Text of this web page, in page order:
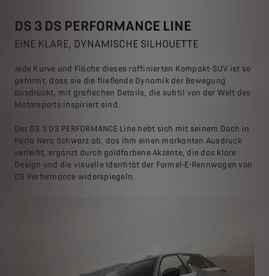
DS 3 DS PERFORMANCE LINE
EINE KLARE, DYNAMISCHE SILHOUETTE
Jede Kurve und Fläche dieses raffinierten Kompakt-SUV ist so
geformt, dass sie die fließende Dynamik der Bewegung
ausdrückt, mit grafischen Details, die subtil von der Welt des
Motorsports inspiriert sind.
Der DS 3 DS PERFORMANCE Line hebt sich mit seinem Dach in
Perla Nera Schwarz ab, das ihm einen markanten Ausdruck
verleiht, ergänzt durch goldfarbene Akzente, die das klare
Design und die visuelle Identität der Formel-E-Rennwagen von
DS Performance widerspiegeln.